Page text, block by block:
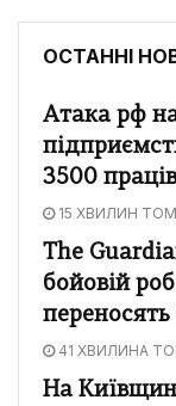
ОСТАННІ
Атака рф
3500
15 ХВИЛИН
The
бойовій
переносять
41 ХВИЛИНА
На